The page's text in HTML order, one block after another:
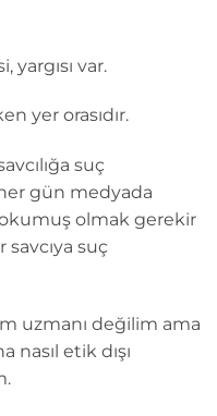
yargısı var.
yer orasıdır.
suç
gün medyada
olmak gerekir
suç
uzmanı değilim ama
nasıl etik dışı